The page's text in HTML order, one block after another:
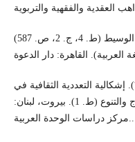
٤١. مجمع اللغة العربية. (٢٠٠٤). المعجم الوسيط (ط. 4، ج. 2، ص. 587)
٤٢. مجيد، حسام الدين علي. (٢٠١٠). إشكالية التعددية الثقافية في
الفكر السياسي المعاصر: جدلية الاندماج والتنوع (ط. 1). بيروت، لبنان: